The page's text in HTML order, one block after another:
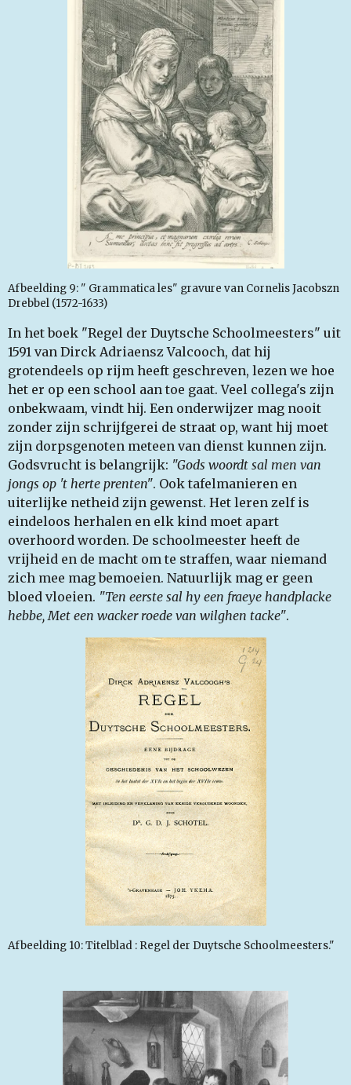
Afbeelding 9: " Grammatica les" gravure van Cornelis Jacobszn
Drebbel (1572-1633)
In het boek "Regel der Duytsche Schoolmeesters" uit
1591 van Dirck Adriaensz Valcooch, dat hij
grotendeels op rijm heeft geschreven, lezen we hoe
het er op een school aan toe gaat. Veel collega's zijn
onbekwaam, vindt hij. Een onderwijzer mag nooit
zonder zijn schrijfgerei de straat op, want hij moet
zijn dorpsgenoten meteen van dienst kunnen zijn.
Godsvrucht is belangrijk: "Gods woordt sal men van
jongs op 't herte prenten". Ook tafelmanieren en
uiterlijke netheid zijn gewenst. Het leren zelf is
eindeloos herhalen en elk kind moet apart
overhoord worden. De schoolmeester heeft de
vrijheid en de macht om te straffen, waar niemand
zich mee mag bemoeien. Natuurlijk mag er geen
bloed vloeien. "Ten eerste sal hy een fraeye handplacke
hebbe, Met een wacker roede van wilghen tacke".
Afbeelding 10: Titelblad : Regel der Duytsche Schoolmeesters."